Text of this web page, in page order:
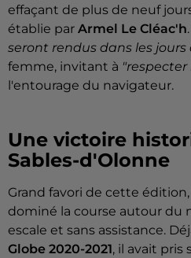
effaçant de plus de neuf
établie par Armel Le Cléac'h
seront rendus dans les jours
femme, invitant à
l'entourage du navigateur.
Une victoire
Sables-d'Olonne
Grand favori de cette
dominé la course autour du
escale et sans assistance.
Globe 2020-2021, il avait pris